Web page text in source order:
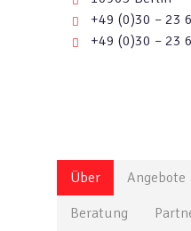
+49 (0)30 – 23
+49 (0)30 – 23
Über Angebote
Beratung